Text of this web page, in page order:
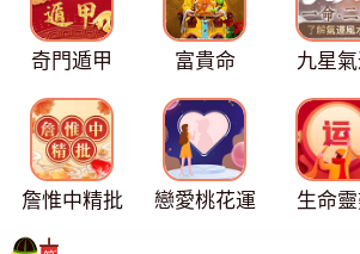
奇門遁甲 富貴命 九星
詹惟中精批 戀愛桃花運 生命